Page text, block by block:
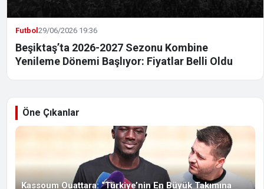
Futbol29/06/2026 19:36
Beşiktaş’ta 2026-2027 Sezonu Kombine
Yenileme Dönemi Başlıyor: Fiyatlar Belli Oldu
Öne Çıkanlar
Kassoum Ouattara: “Türkiye’nin En Büyük Takımına